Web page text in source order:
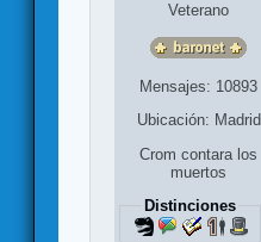
Veterano
Mensajes: 10893
Ubicación: Madrid
Crom contara los
muertos
Distinciones